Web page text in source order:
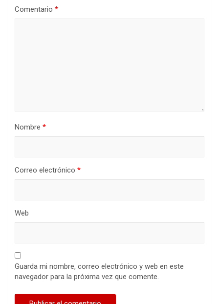
Comentario *
Nombre *
Correo electrónico *
Web
Guarda mi nombre, correo electrónico y web en este
navegador para la próxima vez que comente.